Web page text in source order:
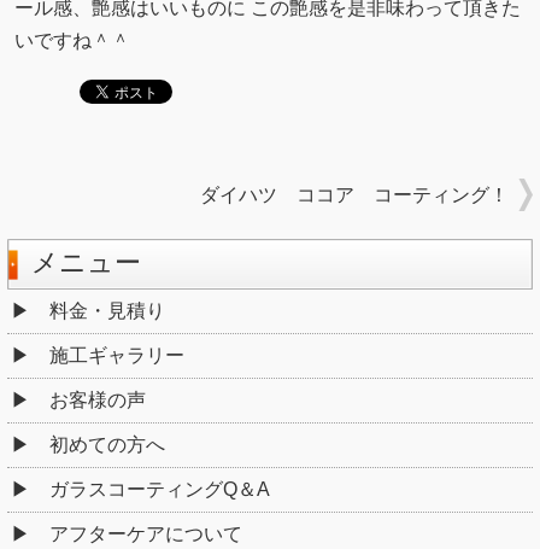
ール感、艶感はいいものに この艶感を是非味わって頂きた
いですね＾＾
ダイハツ ココア コーティング！
メニュー
料金・見積り
施工ギャラリー
お客様の声
初めての方へ
ガラスコーティングQ＆A
アフターケアについて